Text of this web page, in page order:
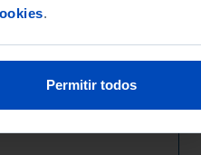
.
Permitir todos